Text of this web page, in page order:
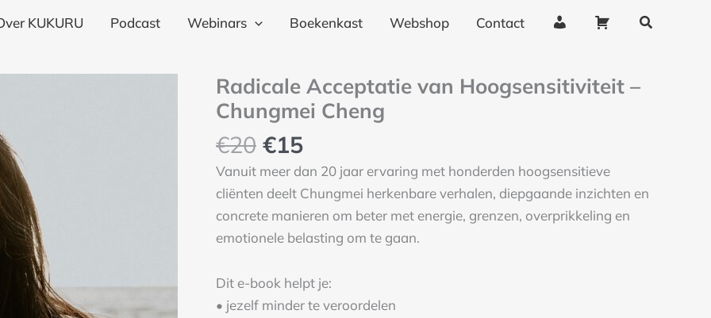
KUKURU Podcast Webinars Boekenkast Webshop Contact
o
g
e
g
W
k
a
g
e
Zoeken
Radicale Acceptatie van Hoogsensitiviteit –
Chungmei Cheng
€20
Oorspronkelijke
prijs
was:
€20.
€15
Huidige
prijs
is:
€15.
Vanuit meer dan 20 jaar ervaring met honderden hoogsensitieve
cliënten deelt Chungmei herkenbare verhalen, diepgaande inzichten en
concrete manieren om beter met energie, grenzen, overprikkeling en
emotionele belasting om te gaan.
Dit e-book helpt je:
• jezelf minder te veroordelen
€20.€15.